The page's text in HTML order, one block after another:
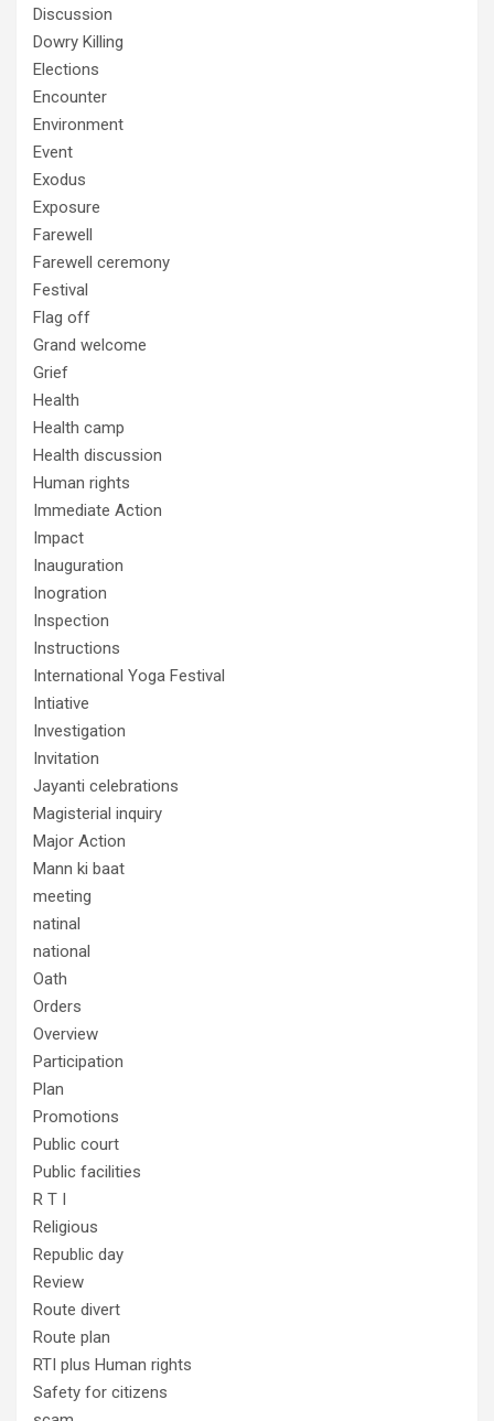
Discussion
Dowry Killing
Elections
Encounter
Environment
Event
Exodus
Exposure
Farewell
Farewell ceremony
Festival
Flag off
Grand welcome
Grief
Health
Health camp
Health discussion
Human rights
Immediate Action
Impact
Inauguration
Inogration
Inspection
Instructions
International Yoga Festival
Intiative
Investigation
Invitation
Jayanti celebrations
Magisterial inquiry
Major Action
Mann ki baat
meeting
natinal
national
Oath
Orders
Overview
Participation
Plan
Promotions
Public court
Public facilities
R T I
Religious
Republic day
Review
Route divert
Route plan
RTI plus Human rights
Safety for citizens